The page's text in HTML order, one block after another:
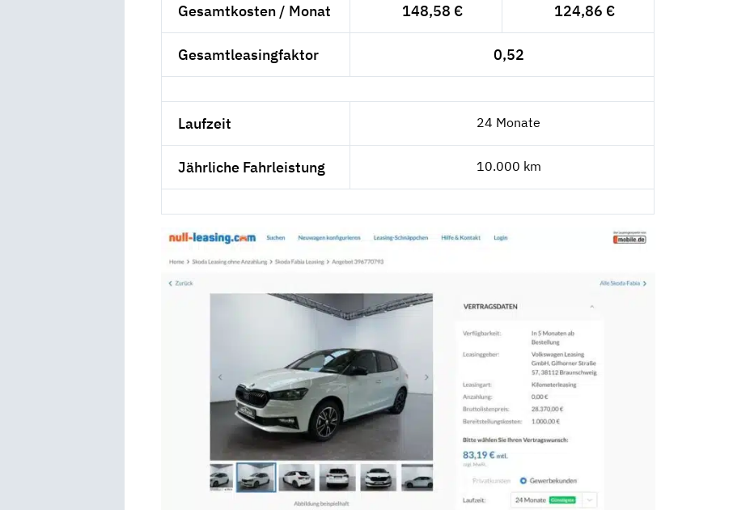
Gesamtkosten / Monat 148,58 € 124,86 €
Gesamtleasingfaktor 0,52
Laufzeit 24 Monate
Jährliche Fahrleistung 10.000 km